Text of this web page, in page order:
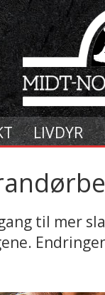
LIVDYR
til mer